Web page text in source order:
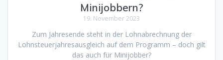
Minijobbern?
19. November 2023
Zum Jahresende steht in der Lohnabrechnung der
Lohnsteuerjahresausgleich auf dem Programm – doch gilt
das auch für Minijobber?